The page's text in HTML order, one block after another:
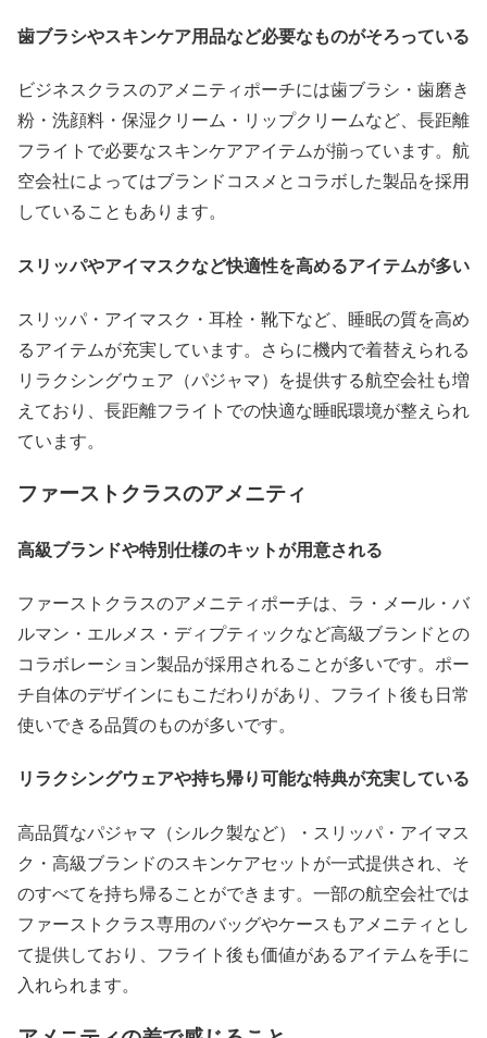
歯ブラシやスキンケア用品など必要なものがそろっている
ビジネスクラスのアメニティポーチには歯ブラシ・歯磨き
粉・洗顔料・保湿クリーム・リップクリームなど、長距離
フライトで必要なスキンケアアイテムが揃っています。航
空会社によってはブランドコスメとコラボした製品を採用
していることもあります。
スリッパやアイマスクなど快適性を高めるアイテムが多い
スリッパ・アイマスク・耳栓・靴下など、睡眠の質を高め
るアイテムが充実しています。さらに機内で着替えられる
リラクシングウェア（パジャマ）を提供する航空会社も増
えており、長距離フライトでの快適な睡眠環境が整えられ
ています。
ファーストクラスのアメニティ
高級ブランドや特別仕様のキットが用意される
ファーストクラスのアメニティポーチは、ラ・メール・バ
ルマン・エルメス・ディプティックなど高級ブランドとの
コラボレーション製品が採用されることが多いです。ポー
チ自体のデザインにもこだわりがあり、フライト後も日常
使いできる品質のものが多いです。
リラクシングウェアや持ち帰り可能な特典が充実している
高品質なパジャマ（シルク製など）・スリッパ・アイマス
ク・高級ブランドのスキンケアセットが一式提供され、そ
のすべてを持ち帰ることができます。一部の航空会社では
ファーストクラス専用のバッグやケースもアメニティとし
て提供しており、フライト後も価値があるアイテムを手に
入れられます。